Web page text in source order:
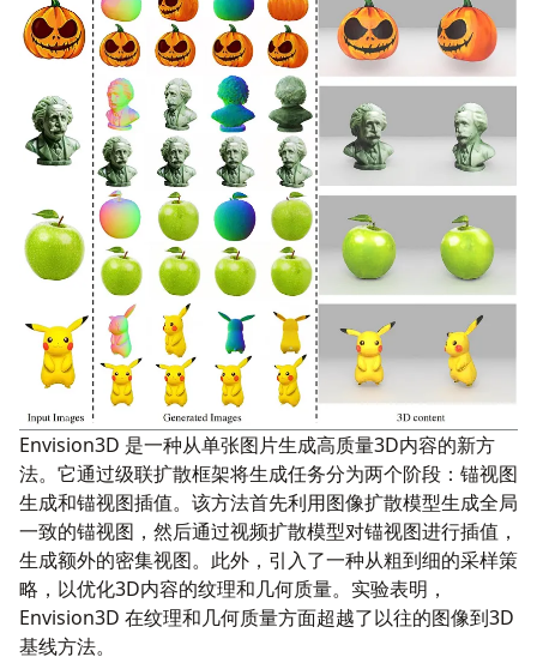
Envision3D 是一种从单张图片生成高质量3D内容的新方
法。它通过级联扩散框架将生成任务分为两个阶段：锚视图
生成和锚视图插值。该方法首先利用图像扩散模型生成全局
一致的锚视图，然后通过视频扩散模型对锚视图进行插值，
生成额外的密集视图。此外，引入了一种从粗到细的采样策
略，以优化3D内容的纹理和几何质量。实验表明，
Envision3D 在纹理和几何质量方面超越了以往的图像到3D
基线方法。